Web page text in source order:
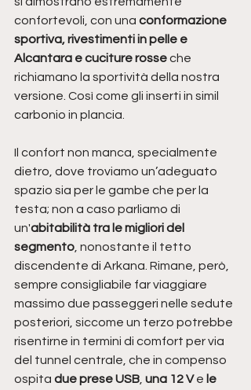
confortevoli, con una conformazione
sportiva, rivestimenti in pelle e
Alcantara e cuciture rosse che
richiamano la sportività della nostra
versione. Così come gli inserti in simil
carbonio in plancia.
Il confort non manca, specialmente
dietro, dove troviamo un’adeguato
spazio sia per le gambe che per la
testa; non a caso parliamo di
un'abitabilità tra le migliori del
segmento , nonostante il tetto
discendente di Arkana. Rimane, però,
sempre consigliabile far viaggiare
massimo due passeggeri nelle sedute
posteriori, siccome un terzo potrebbe
risentirne in termini di comfort per via
del tunnel centrale, che in compenso
ospita due prese USB una 12 V e le